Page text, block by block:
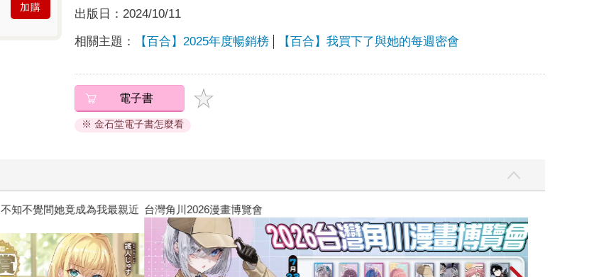
加購 出版日： 2024/10/11
相關主題： 【百合】2025年度暢銷榜 【百合】我買下了與她的每週密會
電子書
※ 金石堂電子書怎麼看
覺間她竟成為我最親近 台灣角川2026漫畫博覽會